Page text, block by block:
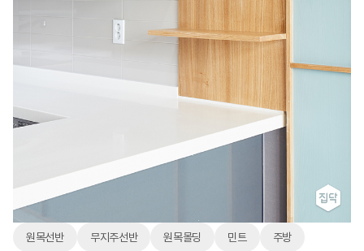
원목선반 무지주선반 원목몰딩 민트 주방